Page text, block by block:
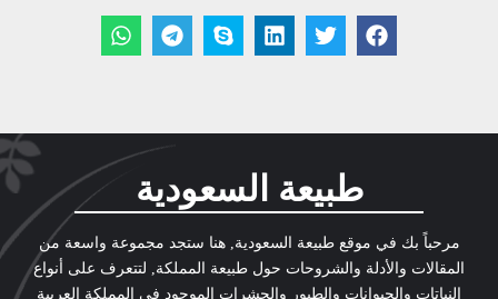
طبيعة السعودية
مرحباً بك في موقع طبيعة السعودية, هنا ستجد مجموعة واسعة من
المقالات والأدلة والشروحات حول طبيعة المملكة, لتتعرف على أنواع
النباتات والحيوانات والطيور والحشرات الموجود في المملكة العربية